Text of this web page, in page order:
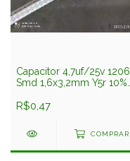
Capacitor 4,7uf/25v 1206
Smd 1,6x3,2mm Y5r 10%
Yuden
R$0,47
COMPRAR